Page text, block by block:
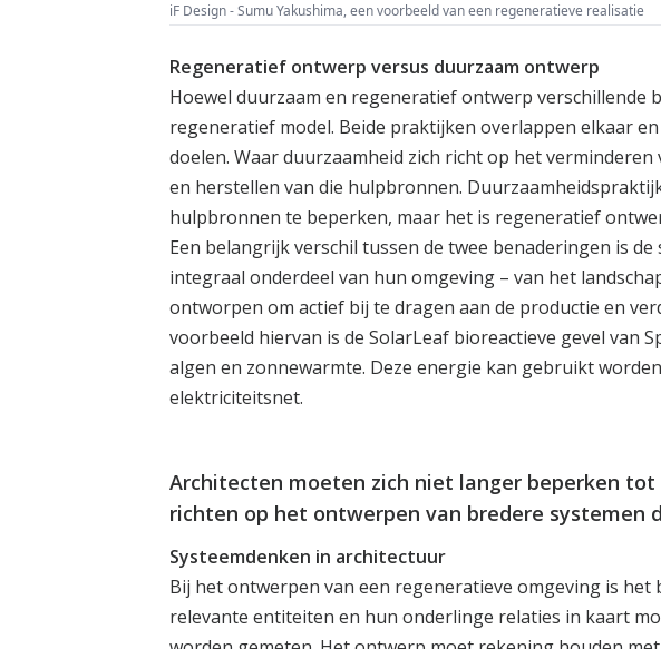
iF Design - Sumu Yakushima, een voorbeeld van een regeneratieve realisatie
Regeneratief ontwerp versus duurzaam ontwerp
Hoewel duurzaam en regeneratief ontwerp
regeneratief model. Beide praktijken overlappen elkaar
doelen. Waar duurzaamheid zich richt op het
en herstellen van die hulpbronnen.
hulpbronnen te beperken, maar het is regeneratief
Een belangrijk verschil tussen de twee benaderingen is
integraal onderdeel van hun omgeving – van het
ontworpen om actief bij te dragen aan de productie en
voorbeeld hiervan is de SolarLeaf bioreactieve gevel van
algen en zonnewarmte. Deze energie kan gebruikt
elektriciteitsnet.
Architecten moeten zich niet langer beperken
richten op het ontwerpen van bredere systemen
Systeemdenken in architectuur
Bij het ontwerpen van een regeneratieve omgeving is
relevante entiteiten en hun onderlinge relaties in kaart